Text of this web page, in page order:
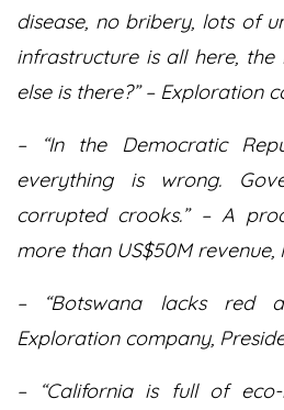
disease, no bribery, lots of
infrastructure is all here,
else is there?” – Exploration
– “In the Democratic
everything is wrong.
corrupted crooks.” – A
more than US$50M revenue,
– “Botswana lacks red
Exploration company,
– “California is full of